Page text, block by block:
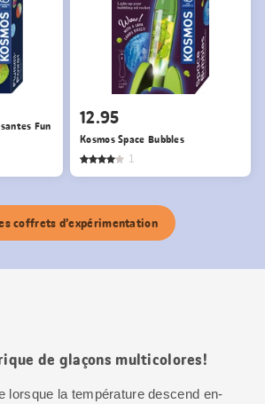
Fun
12.95
Kosmos Space Bubbles
1
coffrets d’expérimentation
de glaçons multicolores!
lorsque la température descend en-